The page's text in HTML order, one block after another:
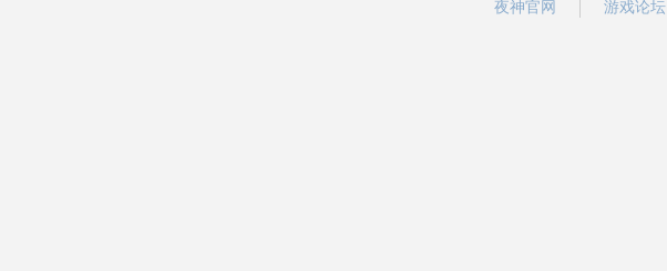
夜神官网 游戏论坛